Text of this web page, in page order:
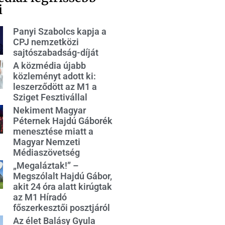
Panyi Szabolcs kapja a
CPJ nemzetközi
sajtószabadság-díját
A közmédia újabb
közleményt adott ki:
leszerződött az M1 a
Sziget Fesztivállal
Nekiment Magyar
Péternek Hajdú Gáborék
menesztése miatt a
Magyar Nemzeti
Médiaszövetség
„Megaláztak!” –
Megszólalt Hajdú Gábor,
akit 24 óra alatt kirúgtak
az M1 Híradó
főszerkesztői posztjáról
Az élet Balásy Gyula